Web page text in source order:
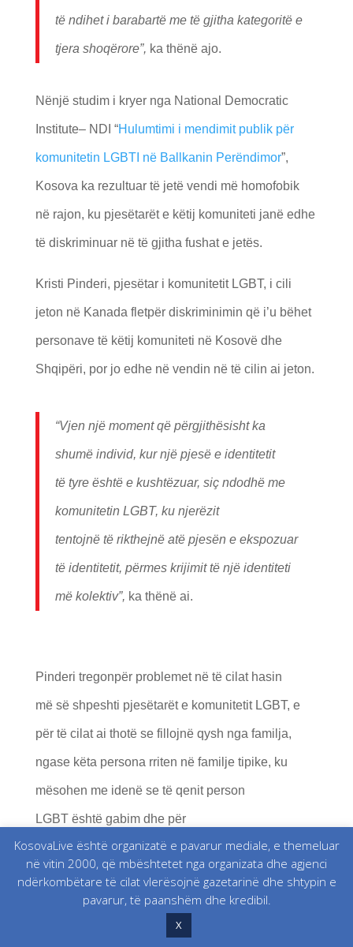
të ndihet i barabartë me të gjitha kategoritë e
tjera shoqërore”, ka thënë ajo.
Nënjë studim i kryer nga National Democratic
Institute– NDI “Hulumtimi i mendimit publik për
komunitetin LGBTI në Ballkanin Perëndimor”,
Kosova ka rezultuar të jetë vendi më homofobik
në rajon, ku pjesëtarët e këtij komuniteti janë edhe
të diskriminuar në të gjitha fushat e jetës.
Kristi Pinderi, pjesëtar i komunitetit LGBT, i cili
jeton në Kanada fletpër diskriminimin që i’u bëhet
personave të këtij komuniteti në Kosovë dhe
Shqipëri, por jo edhe në vendin në të cilin ai jeton.
“Vjen një moment që përgjithësisht ka
shumë individ, kur një pjesë e identitetit
të tyre është e kushtëzuar, siç ndodhë me
komunitetin LGBT, ku njerëzit
tentojnë të rikthejnë atë pjesën e ekspozuar
të identitetit, përmes krijimit të një identiteti
më kolektiv”, ka thënë ai.
Pinderi tregonpër problemet në të cilat hasin
më së shpeshti pjesëtarët e komunitetit LGBT, e
për të cilat ai thotë se fillojnë qysh nga familja,
ngase këta persona rriten në familje tipike, ku
mësohen me idenë se të qenit person
LGBT është gabim dhe për
këtë thotë seështë fillimi i njëprocesi që synon
shtypjen e identitetit të këtyre personave.
familje, shkon n
KosovaLive është organizatë e pavarur mediale, e themeluar
në vitin 2000, që mbështetet nga organizata dhe agjenci
ndërkombëtare të cilat vlerësojnë gazetarinë dhe shtypin e
pavarur, të paanshëm dhe kredibil.
X